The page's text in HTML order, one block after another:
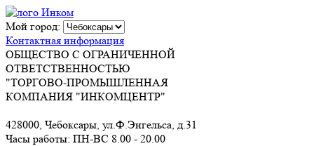
Мой город:
Контактная информация
ОБЩЕСТВО С ОГРАНИЧЕННОЙ
ОТВЕТСТВЕННОСТЬЮ
"ТОРГОВО-ПРОМЫШЛЕННАЯ
КОМПАНИЯ "ИНКОМЦЕНТР"
428000, Чебоксары, ул.Ф.Энгельса, д.31
Часы работы: ПН-ВС 8.00 - 20.00